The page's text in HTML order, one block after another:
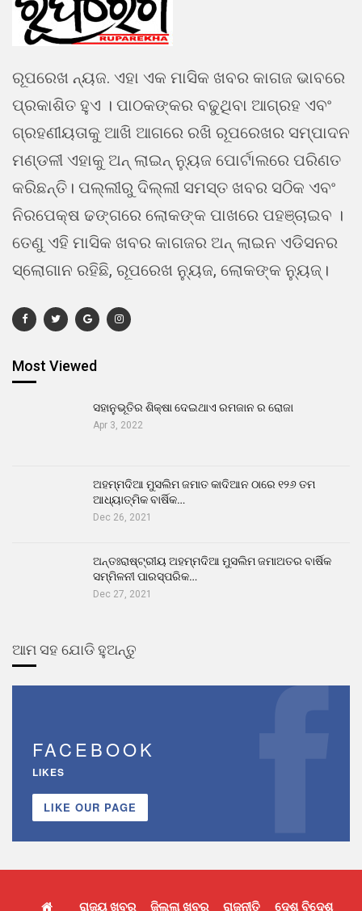
ରୂପରେଖ ନ୍ୟଜ. ଏହା ଏକ ମାସିକ ଖବର କାଗଜ ଭାବରେ
ପ୍ରକାଶିତ ହୁଏ । ପାଠକଙ୍କର ବଢୁଥିବା ଆଗ୍ରହ ଏବଂ
ଗ୍ରହଣୀୟତାକୁ ଆଖି ଆଗରେ ରଖି ରୂପରେଖର ସମ୍ପାଦନ
ମଣ୍ଡଳୀ ଏହାକୁ ଅନ୍ ଲାଇନ୍ ନ୍ୟୁଜ ପୋର୍ଟାଲରେ ପରିଣତ
କରିଛନ୍ତି। ପଲ୍ଲୀରୁ ଦିଲ୍ଲୀ ସମସ୍ତ ଖବର ସଠିକ ଏବଂ
ନିରପେକ୍ଷ ଢଙ୍ଗରେ ଲୋକଙ୍କ ପାଖରେ ପହଞ୍ଚାଇବ ।
ତେଣୁ ଏହି ମାସିକ ଖବର କାଗଜର ଅନ୍ ଲାଇନ ଏଡିସନର
ସ୍ଲୋଗାନ ରହିଛି, ରୂପରେଖ ନ୍ୟୁଜ, ଲୋକଙ୍କ ନ୍ୟୁଜ୍।
Most Viewed
ସହାନୁଭୂତିର ଶିକ୍ଷା ଦେଇଥାଏ ରମଜାନ ର ରୋଜା
Apr 3, 2022
ଅହମ୍ମଦିଆ ମୁସଲିମ ଜମାତ କାଦିଆନ ଠାରେ ୧୨୬ ତମ
ଆଧ୍ୟାତ୍ମିକ ବାର୍ଷିକ…
Dec 26, 2021
ଅନ୍ତଃରାଷ୍ଟ୍ରୀୟ ଅହମ୍ମଦିଆ ମୁସଲିମ ଜମାଅତର ବାର୍ଷିକ
ସମ୍ମିଳନୀ ପାରସ୍ପରିକ…
Dec 27, 2021
ଆମ ସହ ଯୋଡି ହୁଅନ୍ତୁ
FACEBOOK
LIKES
LIKE OUR PAGE
ରାଜ୍ୟ ଖବର ଜିଲ୍ଲା ଖବର ରାଜନୀତି ଦେଶ ବିଦେଶ